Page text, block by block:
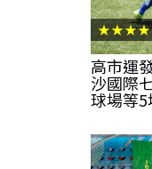
高市運
沙國際
球場等5